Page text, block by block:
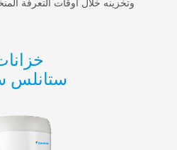
ستانلس ستيل